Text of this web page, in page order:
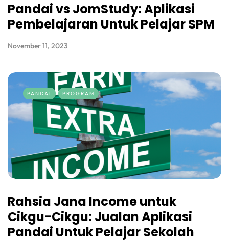
Pandai vs JomStudy: Aplikasi
Pembelajaran Untuk Pelajar SPM
November 11, 2023
PANDAI PROGRAM
Rahsia Jana Income untuk
Cikgu-Cikgu: Jualan Aplikasi
Pandai Untuk Pelajar Sekolah